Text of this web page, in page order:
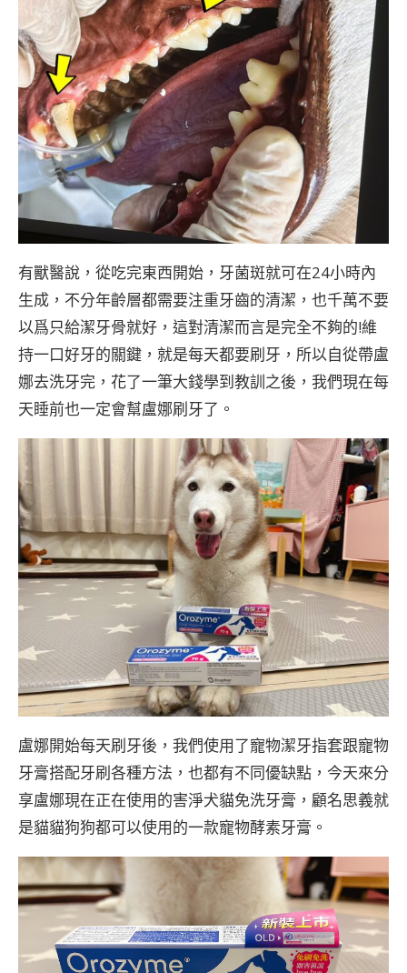
有獸醫說，從吃完東西開始，牙菌斑就可在24小時內
生成，不分年齡層都需要注重牙齒的清潔，也千萬不要
以爲只給潔牙骨就好，這對清潔而言是完全不夠的!維
持一口好牙的關鍵，就是每天都要刷牙，所以自從帶盧
娜去洗牙完，花了一筆大錢學到教訓之後，我們現在每
天睡前也一定會幫盧娜刷牙了。
盧娜開始每天刷牙後，我們使用了寵物潔牙指套跟寵物
牙膏搭配牙刷各種方法，也都有不同優缺點，今天來分
享盧娜現在正在使用的害淨犬貓免洗牙膏，顧名思義就
是貓貓狗狗都可以使用的一款寵物酵素牙膏。